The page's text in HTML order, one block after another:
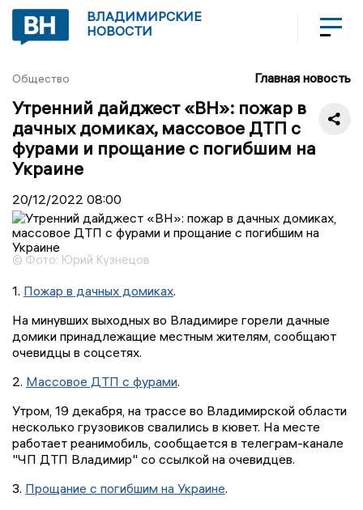
ВЛАДИМИРСКИЕ
НОВОСТИ
Общество Главная новость
Утренний дайджест «ВН»: пожар в
дачных домиках, массовое ДТП с
фурами и прощание с погибшим на
Украине
20/12/2022 08:00
© Фото: Юрий Кузнецов
1. Пожар в дачных домиках.
На минувших выходных во Владимире горели дачные
домики принадлежащие местным жителям, сообщают
очевидцы в соцсетях.
2. Массовое ДТП с фурами.
Утром, 19 декабря, на трассе во Владимирской области
несколько грузовиков свалились в кювет. На месте
работает реанимобиль, сообщается в телеграм-канале
"ЧП ДТП Владимир" со ссылкой на очевидцев.
3. Прощание с погибшим на Украине.